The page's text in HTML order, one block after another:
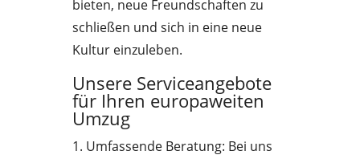
bieten, neue Freundschaften zu
schließen und sich in eine neue
Kultur einzuleben.
Unsere Serviceangebote
für Ihren europaweiten
Umzug
1. Umfassende Beratung: Bei uns